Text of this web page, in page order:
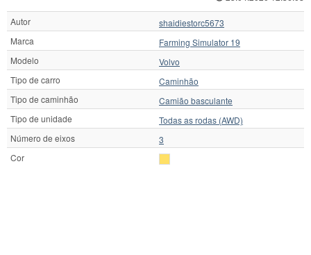
Autor
shaidiestorc5673
Marca
Farming Simulator 19
Modelo
Volvo
Tipo de carro
Caminhão
Tipo de caminhão
Camião basculante
Tipo de unidade
Todas as rodas (AWD)
Número de eixos
3
Cor